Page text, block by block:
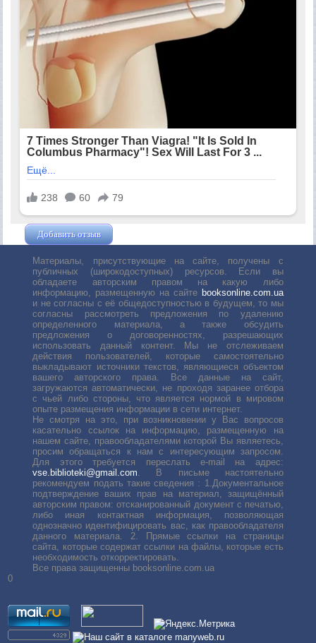
Добавить отзыв
Материалы, присутствующие на сайте, получены с
публичных (широкодоступных) ресурсов. Если вы
обладаете авторским правом на какую либо
информацию, размещенную на сайте booksonline.com.ua
и не согласны с её общедоступностью в будущем, то мы
согласны рассмотреть предложения по удалению
определенного материала, а также обсудить
предложения о договоренностях, разрешающих
использовать данный контент. Мы не отслеживаем
действия пользователей, которые самостоятельно
выкладывают источники текстов, являющиеся объектом
вашего авторского права. Все данные на сайт,
загружаются автоматически, не проходя заранее отбора
с чьей либо стороны, что является нормой в мировом
опыте размещения информации в сети интернет.
Не смотря на это, при возникновении у Вас вопросов
касательно ссылок на информацию, размещенную на
нашем сайте, правообладателями которой Вы являетесь,
просим обращаться к нам с интересующим запросом.
Для этого требуется переслать е-mail на адрес:
vse.biblioteki@gmail.com. В письме настоятельно
рекомендуем подать такие сведения : 1.Документальное
подтверждение ваших прав на материал, защищённый
авторским правом: отсканированный документ с печатью,
либо иная контактная информация, позволяющая
однозначно идентифицировать вас, как правообладателя
данного материала. 2. Прямые ссылки на страницы
сайта, которые содержат ссылки на файлы, которые есть
необходимость откорректировать.
Все права защищенны booksonline.com.ua
0